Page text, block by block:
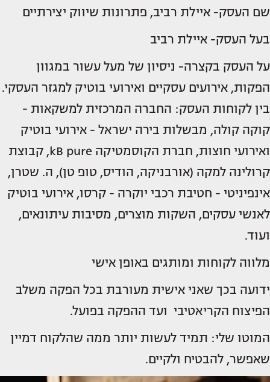
שם העסק- איילת רביב, פתרונות שיווק יצירתיים
בעל העסק- איילת רביב
על העסק בקצרה- ניסיון של מעל עשור במגוון
הפקות, אירועים עסקיים ואירועי בוטיק למגזר העסקי.
בין לקוחות העסק: החברה המרכזית למשקאות -
קוקה קולה, מבשלות בירה ישראל - אירועי בוטיק
ואירועי חוצות, חברת הקוסמטיקה kB pure, קבוצת
קרולינה למקה (אורבניקה, הודיס, טופ טן), ה. שטרן,
אינפיניטי - חטיבת רכבי יוקרה - קרסו, אירועי בוטיק
לאנשי עסקים, השקות מוצרים, מסיבות עיתונאים,
ועוד.
מלווה לקוחות ומותגים באופן אישי
ידועה בכך שאני אישית מעורבת בכל הפקה משלב
הפיצוח הקריאטיבי ועד ההפקה בפועל.
המוטו שלי: תמיד לעשות יותר ממה שהלקוח דמיין
שאפשר, להבטיח ולקיים.